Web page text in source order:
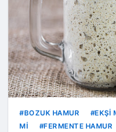
BOZUK HAMUR EKŞI
MI
FERMENTE HAMUR